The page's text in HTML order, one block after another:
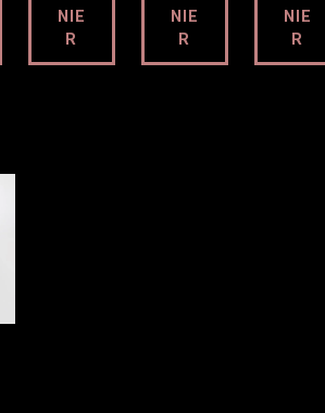
NIE
R
NIE
R
NIE
R